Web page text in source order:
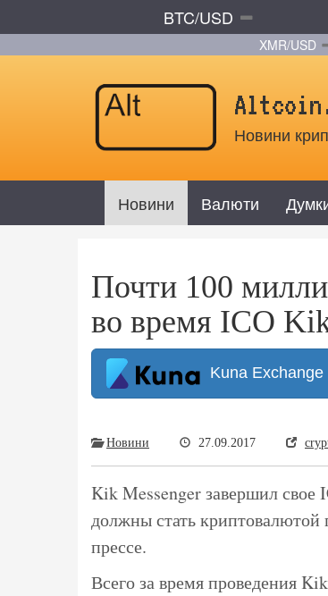
BTC/USD
XMR/USD
Новини
Новини Валюти
Почти 100
во время ICO
Kuna Exchange
Новини 27.09.2017
Kik Messenger завершил свое
должны стать
прессе.
Всего за время проведения